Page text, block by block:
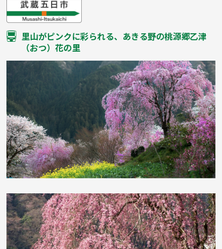
里山がピンクに彩られる、あきる野の桃源郷乙津
（おつ）花の里